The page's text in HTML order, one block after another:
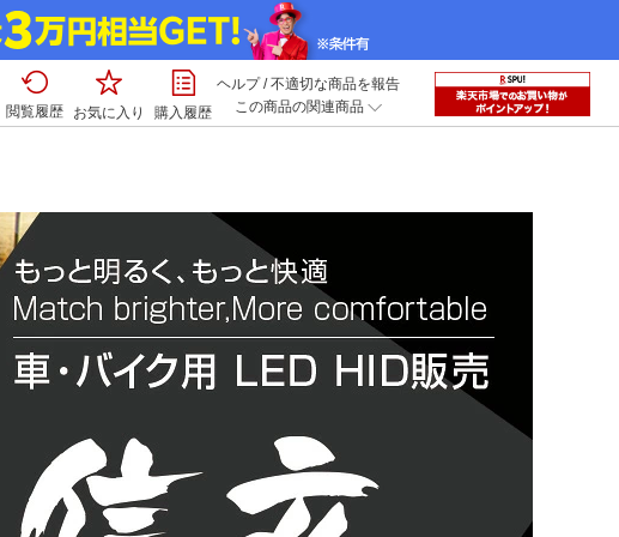
閲覧履歴 お気に入り 購入履歴
ヘルプ/不適切な商品を報告
この商品の関連商品